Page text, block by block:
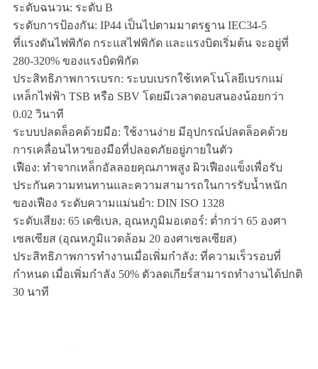
ระดับฉนวน: ระดับ B
ระดับการป้องกัน: IP44 เป็นไปตามมาตรฐาน IEC34-5
ที่แรงดันไฟพิกัด กระแสไฟพิกัด และแรงบิดเริ่มต้น จะอยู่ที่
280-320% ของแรงบิดพิกัด
ประสิทธิภาพการเบรก: ระบบเบรกใช้เทคโนโลยีเบรกแม่
เหล็กไฟฟ้า TSB หรือ SBV โดยมีเวลาตอบสนองน้อยกว่า
0.02 วินาที
ระบบปลดล็อคด้วยมือ: ใช้งานง่าย มีอุปกรณ์ปลดล็อคด้วย
การเคลื่อนไหวของมือที่ปลอดภัยอยู่ภายในตัว
เฟือง: ทำจากเหล็กอัลลอยคุณภาพสูง ผิวเฟืองแข็งเพื่อรับ
ประกันความทนทานและความสามารถในการรับน้ำหนัก
ของเฟือง ระดับความแม่นยำ: DIN ISO 1328
ระดับเสียง: 65 เดซิเบล, อุณหภูมิมอเตอร์: ต่ำกว่า 65 องศา
เซลเซียส (อุณหภูมิแวดล้อม 20 องศาเซลเซียส)
ประสิทธิภาพการทำงานเมื่อเพิ่มกำลัง: ที่ความเร็วรอบที่
กำหนด เมื่อเพิ่มกำลัง 50% ตัวลดเกียร์สามารถทำงานได้ปกติ
30 นาที